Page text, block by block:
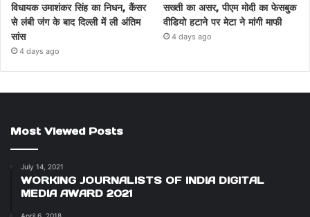
विधायक उमाशंकर सिंह का निधन, कैंसर
से लंबी जंग के बाद दिल्ली में ली अंतिम
सांस
4 days ago
सख्ती का असर, पीएम मोदी का फेसबुक
वीडियो हटाने पर मेटा ने मांगी माफी
4 days ago
Most Viewed Posts
July 14, 2021
WORKING JOURNALISTS OF INDIA DIGITAL
MEDIA AWARD 2021